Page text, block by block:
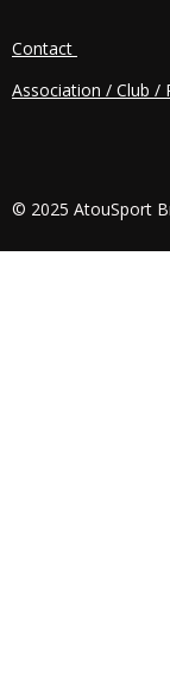
Contact
Association / Club /
© 2025 AtouSport